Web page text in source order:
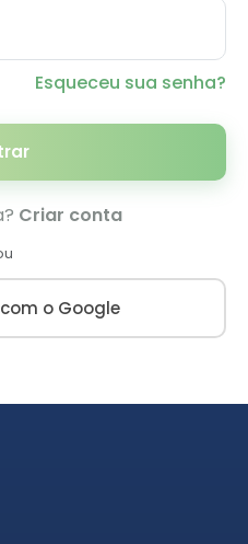
Esqueceu sua senha?
Criar conta
o Google